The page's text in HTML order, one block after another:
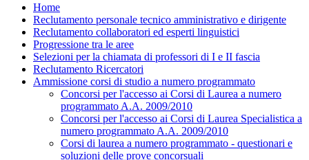
Home
Reclutamento personale tecnico amministrativo e dirigente
Reclutamento collaboratori ed esperti linguistici
Progressione tra le aree
Selezioni per la chiamata di professori di I e II fascia
Reclutamento Ricercatori
Ammissione corsi di studio a numero programmato
Concorsi per l'accesso ai Corsi di Laurea a numero
programmato A.A. 2009/2010
Concorsi per l'accesso ai Corsi di Laurea Specialistica a
numero programmato A.A. 2009/2010
Corsi di laurea a numero programmato - questionari e
soluzioni delle prove concorsuali